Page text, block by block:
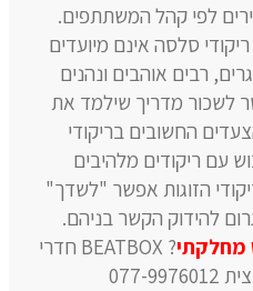
לפי קהל המשתתפים.
סלסה אינם מיועדים
רבים אוהבים ונהנים
לשכור מדריך שילמד את
החשובים בריקודי
עם ריקודים מלהיבים
הזוגות אפשר "לשדך"
להידוק הקשר בניהם.
מחלקתי
? BEATBOX חדרי